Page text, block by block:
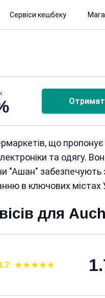
Сервіси кешбеку
що пропонує
та одягу.
"Ашан" забезпечують
в ключових містах
для